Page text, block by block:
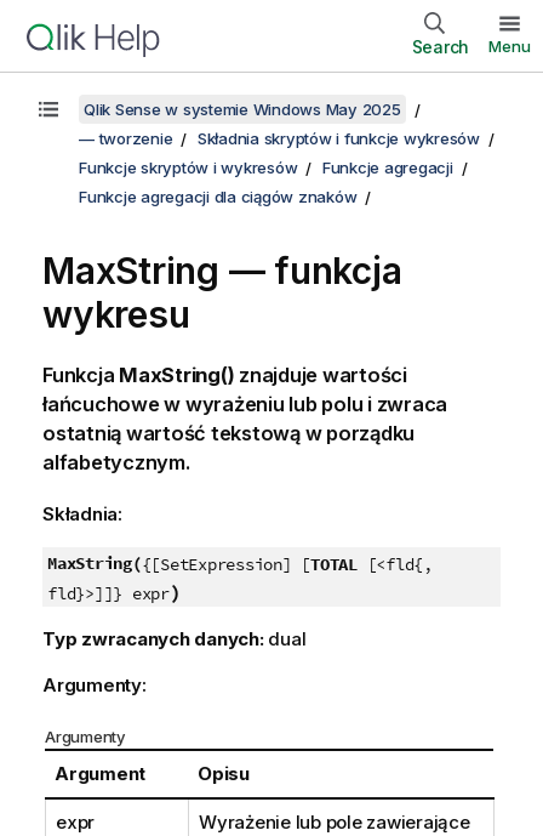
Search Menu
Qlik Sense w systemie Windows May 2025
— tworzenie
Składnia skryptów i funkcje wykresów
Funkcje skryptów i wykresów
Funkcje agregacji
Funkcje agregacji dla ciągów znaków
MaxString — funkcja
wykresu
Funkcja MaxString() znajduje wartości
łańcuchowe w wyrażeniu lub polu i zwraca
ostatnią wartość tekstową w porządku
alfabetycznym.
Składnia:
MaxString({[SetExpression] [TOTAL[<fld{,
fld}>]]} expr)
Typ zwracanych danych: dual
Argumenty:
Argumenty
Argument Opisu
expr
Wyrażenie lub pole zawierające